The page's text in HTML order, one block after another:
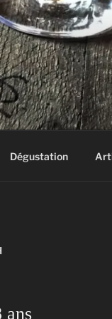
UN
Dégustation
ans